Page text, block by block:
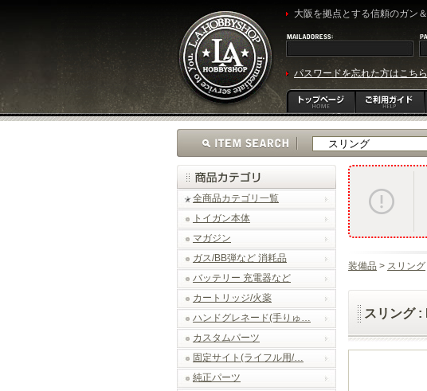
大阪を拠点とする信頼のガン
パスワードを忘れた方はこちら
全商品カテゴリ一覧
トイガン本体
マガジン
ガス/BB弾など 消耗品
バッテリー 充電器など
カートリッジ/火薬
ハンドグレネード(手りゅ…
カスタムパーツ
固定サイト(ライフル用/…
純正パーツ
装備品 > スリング
スリング :